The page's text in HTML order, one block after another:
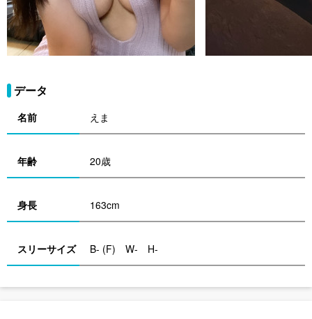
データ
名前 えま
年齢 20歳
身長 163cm
スリーサイズ B- (F) W- H-